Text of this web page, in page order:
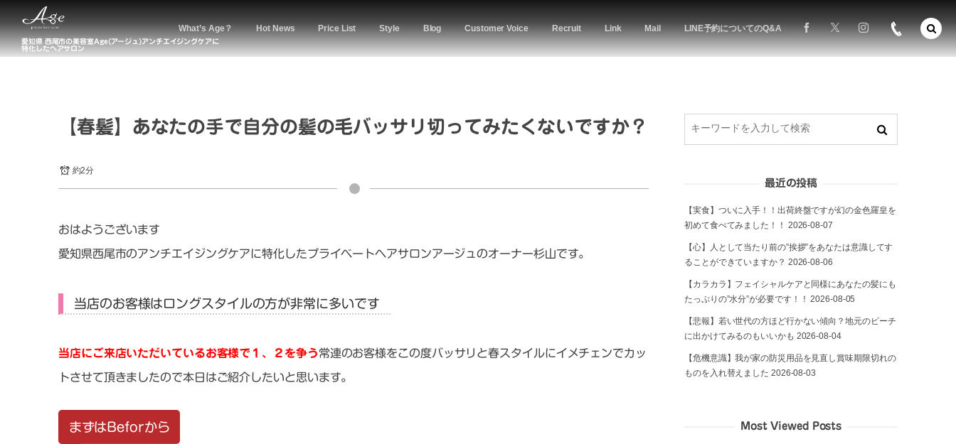
愛知県 西尾市の美容室Age(アージュ)アンチエイジングケアに
特化したヘアサロン
What’s Age？ Hot News Price List Style Blog Customer Voice Recruit Link Mail LINE予約についてのQ&A
【春髪】あなたの手で自分の髪の毛バッサリ切ってみたくないですか？
約2分
おはようございます
愛知県西尾市のアンチエイジングケアに特化したプライベートヘアサロンアージュのオーナー杉山です。
当店のお客様はロングスタイルの方が非常に多いです
当店にご来店いただいているお客様で１、２を争う常連のお客様をこの度バッサリと春スタイルにイメチェンでカッ
トさせて頂きましたので本日はご紹介したいと思います。
まずはBeforから
最近の投稿
【実食】ついに入手！！出荷終盤ですが幻の金色羅皇を
初めて食べてみました！！ 2026-08-07
【心】人として当たり前の”挨拶”をあなたは意識してす
ることができていますか？ 2026-08-06
【カラカラ】フェイシャルケアと同様にあなたの髪にも
たっぷりの”水分”が必要です！！ 2026-08-05
【悲報】若い世代の方ほど行かない傾向？地元のビーチ
に出かけてみるのもいいかも 2026-08-04
【危機意識】我が家の防災用品を見直し賞味期限切れの
ものを入れ替えました 2026-08-03
Most Viewed Posts